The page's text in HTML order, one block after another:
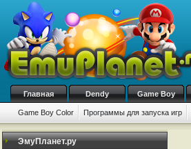
Главная Dendy Game Boy
Game Boy Color Программы для запуска игр
ЭмуПланет.ру